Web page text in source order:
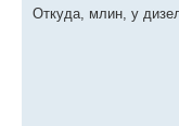
Откуда, млин, у